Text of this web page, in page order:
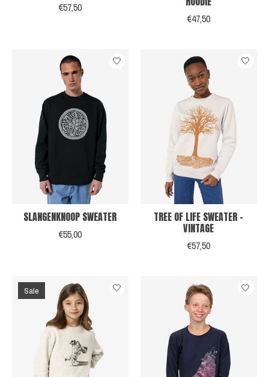
€57,50
€47,50
SLANGENKNOOP SWEATER
€55,00
TREE OF LIFE SWEATER -
VINTAGE
€57,50
Sale